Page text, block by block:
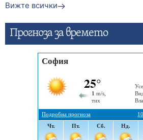
Вижте всички
Прогнозa за времето